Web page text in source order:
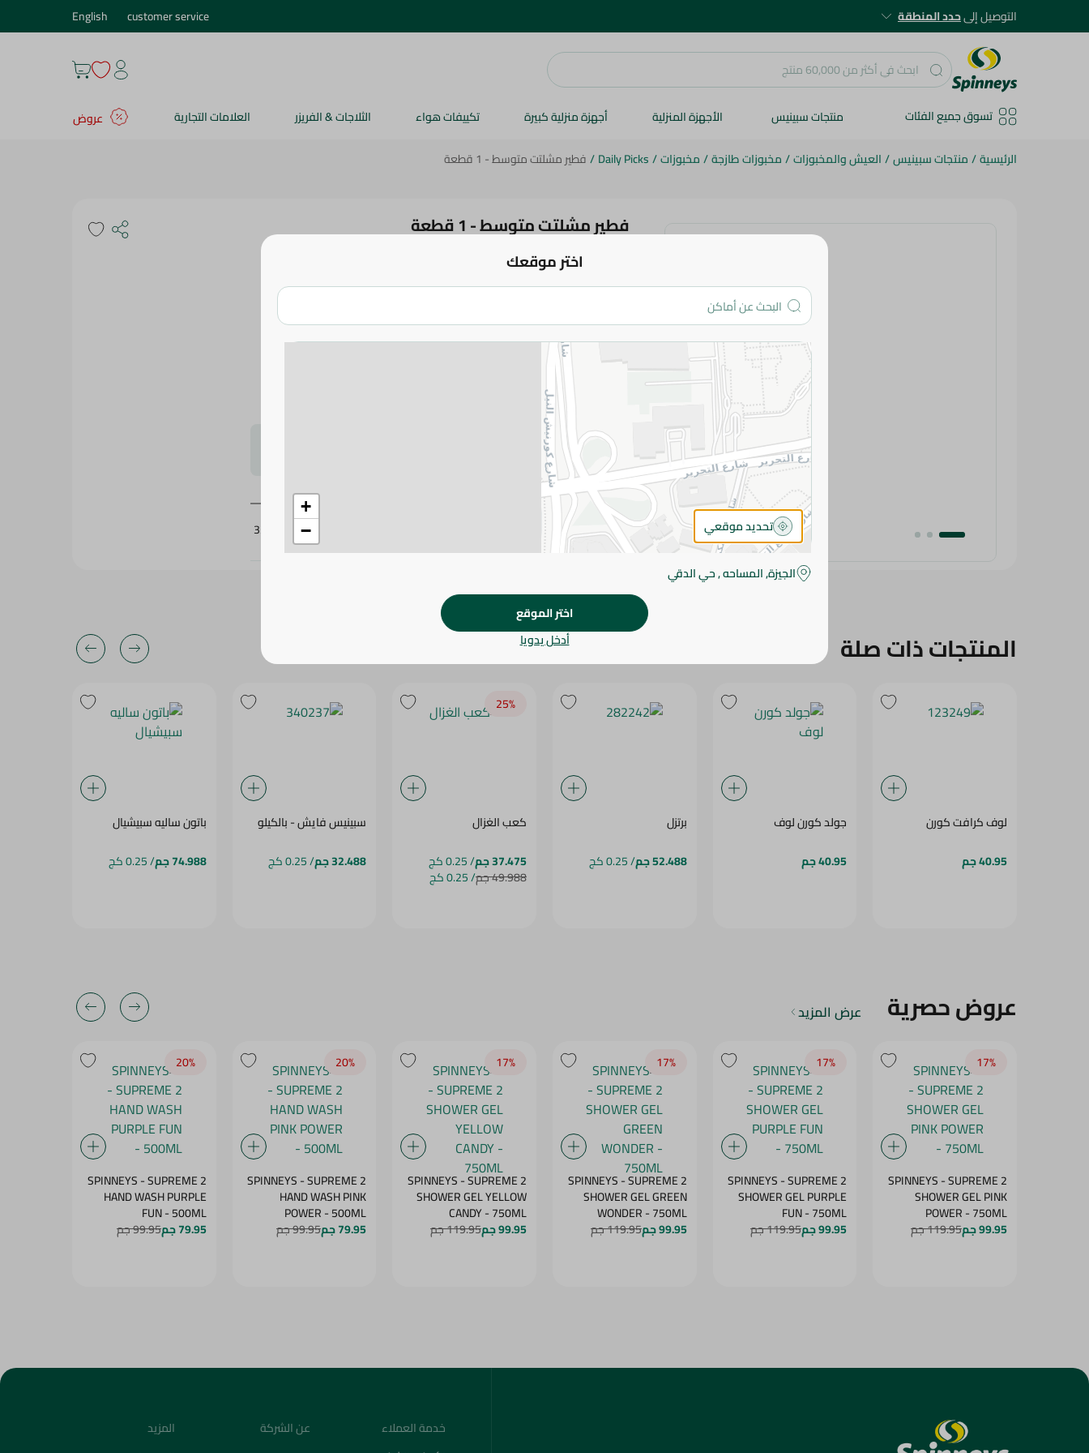
التوصيل إلىحدد المنطقة customer service
English
تسوق جميع الفئات منتجات سبينيس الأجهزة المنزلية أجهزة منزلية كبيرة تكييفات هواء الثلاجات & الفريزر العلامات التجارية
عروض
الرئيسية/منتجات سبينيس/العيش والمخبوزات/مخبوزات طازجة/مخبوزات/
Daily Picks
/فطير مشلتت متوسط - 1 قطعة
فطير مشلتت متوسط - 1 قطعة
فطير مشلتت متوسط طازج بطبقات هشة ومذاق مصري أصيل، مثالي للحشوات
الحلوة والمالحة.
يرجى الملاحظة:
طفيف. قد يتغير التعبئة بناءً على التوفر.
المواصفات
SKU
335050
المنتجات ذات صلة
لوف كرافت كورن
40.95 جم
جولد كورن لوف
40.95 جم
برتزل
52.488 جم
/ 0.25 كج
25‎%‎
كعب الغزال
37.475 جم
/ 0.25 كج
49.988 جم / 0.25 كج
سبينيس فايش - بالكيلو
32.488 جم
/ 0.25 كج
باتون ساليه سبيشيال
74.988 جم
/ 0.25 كج
عروض حصرية عرض المزيد
17‎%‎
SPINNEYS - SUPREME 2
SHOWER GEL PINK
POWER - 750ML
99.95 جم 119.95 جم
17‎%‎
SPINNEYS - SUPREME 2
SHOWER GEL PURPLE
FUN - 750ML
99.95 جم 119.95 جم
17‎%‎
SPINNEYS - SUPREME 2
SHOWER GEL GREEN
WONDER - 750ML
99.95 جم 119.95 جم
17‎%‎
SPINNEYS - SUPREME 2
SHOWER GEL YELLOW
CANDY - 750ML
99.95 جم 119.95 جم
20‎%‎
SPINNEYS - SUPREME 2
HAND WASH PINK
POWER - 500ML
79.95 جم 99.95 جم
20‎%‎
SPINNEYS - SUPREME 2
HAND WASH PURPLE
FUN - 500ML
79.95 جم 99.95 جم
اختر موقعك
+
−
تحديد موقعي
الجيزة, المساحه , حي الدقي
اختر الموقع
أدخل يدويا
خدمة العملاء
عن الشركة
المزيد